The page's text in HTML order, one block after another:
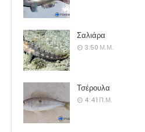
Σαλιάρα
3:50 Μ.Μ.
Τσέρουλα
4:41 Π.Μ.